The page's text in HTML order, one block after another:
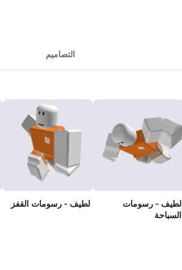
التصاميم
لطيف - رسومات
السباحة
لطيف - رسومات القفز